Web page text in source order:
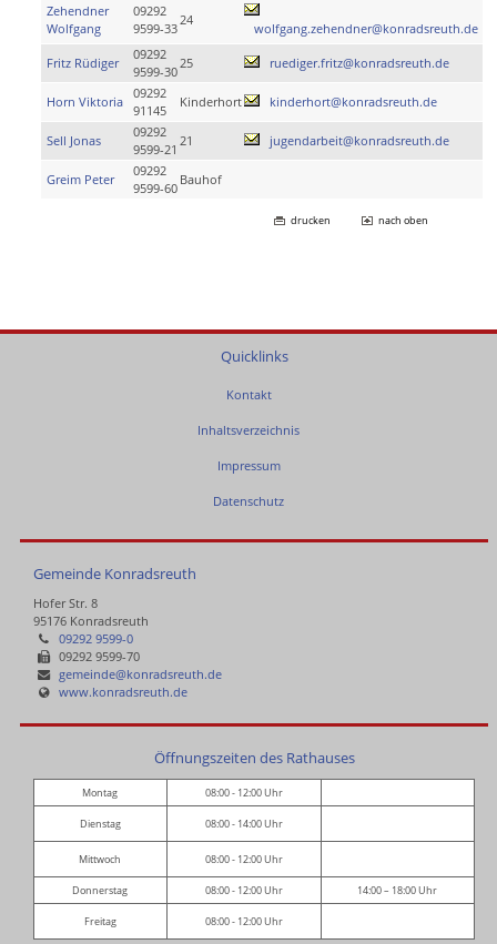
Zehendner
Wolfgang
09292
9599-33
24
wolfgang.zehendner@konradsreuth.de
Fritz Rüdiger
09292
9599-30
25 ruediger.fritz@konradsreuth.de
Horn Viktoria
09292
91145
Kinderhort kinderhort@konradsreuth.de
Sell Jonas
09292
9599-21
21 jugendarbeit@konradsreuth.de
Greim Peter
09292
9599-60
Bauhof
drucken nach oben
Quicklinks
Kontakt
Inhaltsverzeichnis
Impressum
Datenschutz
Gemeinde Konradsreuth
Hofer Str. 8
95176 Konradsreuth
09292 9599-0
09292 9599-70
gemeinde@konradsreuth.de
www.konradsreuth.de
Öffnungszeiten des Rathauses
Montag 08:00 - 12:00 Uhr
Dienstag 08:00 - 14:00 Uhr
Mittwoch 08:00 - 12:00 Uhr
Donnerstag 08:00 - 12:00 Uhr 14:00 – 18:00 Uhr
Freitag 08:00 - 12:00 Uhr